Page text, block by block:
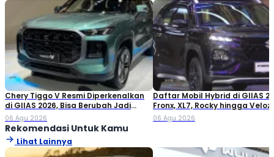
Chery Tiggo V Resmi Diperkenalkan
di GIIAS 2026, Bisa Berubah Jadi
Double Cabin
06 Agu 2026
Daftar Mobil Hybrid di GIIAS
Fronx, XL7, Rocky hingga Veloz!
06 Agu 2026
Rekomendasi Untuk Kamu
Lihat Lainnya